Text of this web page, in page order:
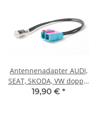
Antennenadapter AUDI,
SEAT, SKODA, VW doppel
Fakra(f)-ISO(f)
19,90 € *